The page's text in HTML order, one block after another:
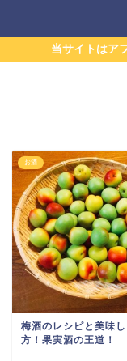
当サイトはア
お酒
梅酒のレシピと美味し
方！果実酒の王道！